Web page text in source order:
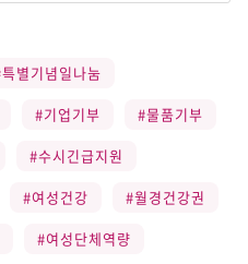
별기념일나눔
#기업기부
#물품기부
#수시긴급지원
#여성건강
#월경건강권
#여성단체역량